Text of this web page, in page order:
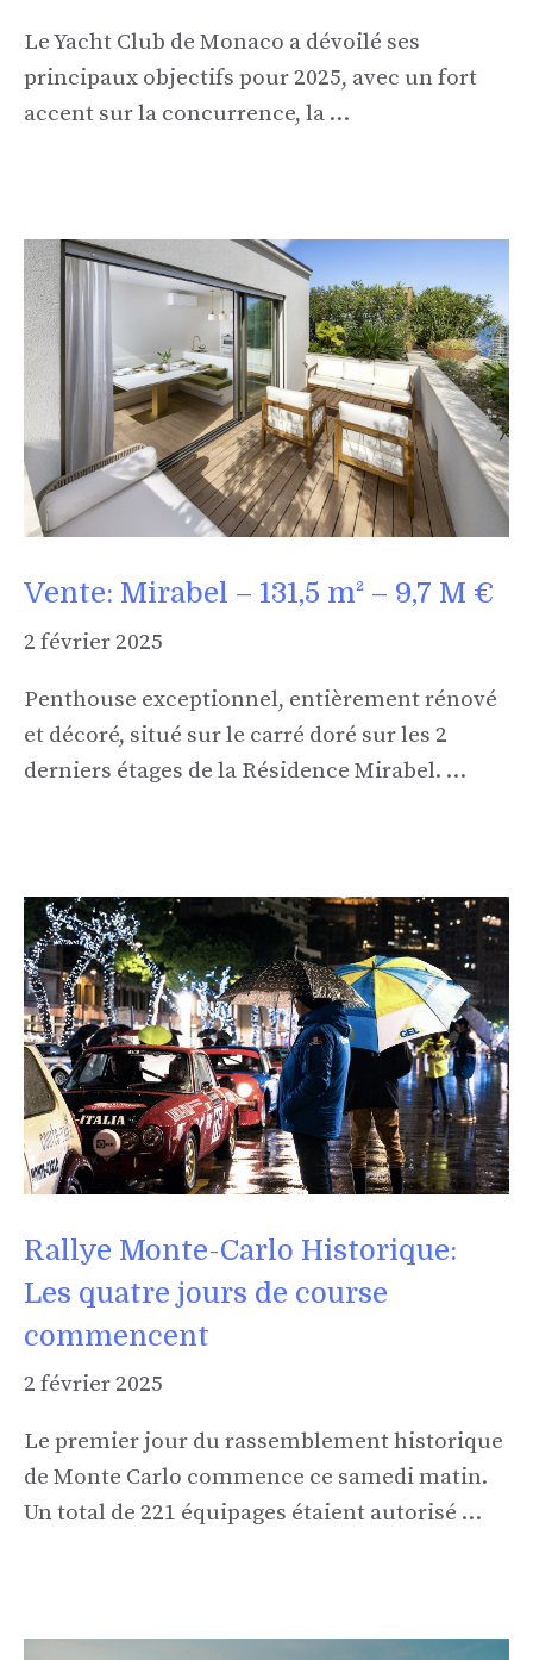
Le Yacht Club de Monaco a dévoilé ses
principaux objectifs pour 2025, avec un fort
accent sur la concurrence, la …
Vente: Mirabel – 131,5 m² – 9,7 M €
2 février 2025
Penthouse exceptionnel, entièrement rénové
et décoré, situé sur le carré doré sur les 2
derniers étages de la Résidence Mirabel. …
Rallye Monte-Carlo Historique:
Les quatre jours de course
commencent
2 février 2025
Le premier jour du rassemblement historique
de Monte Carlo commence ce samedi matin.
Un total de 221 équipages étaient autorisé …